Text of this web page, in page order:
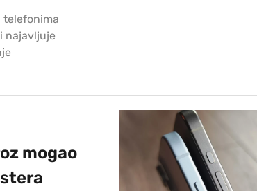
telefonima
najavljuje
mogao